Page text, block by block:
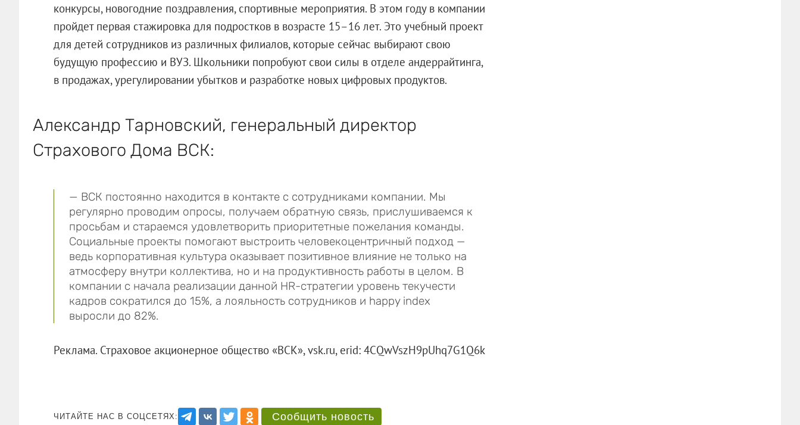
конкурсы, новогодние поздравления, спортивные мероприятия. В этом году в компании
пройдет первая стажировка для подростков в возрасте 15–16 лет. Это учебный проект
для детей сотрудников из различных филиалов, которые сейчас выбирают свою
будущую профессию и ВУЗ. Школьники попробуют свои силы в отделе андеррайтинга,
в продажах, урегулировании убытков и разработке новых цифровых продуктов.
Александр Тарновский, генеральный директор
Страхового Дома ВСК:
— ВСК постоянно находится в контакте с сотрудниками компании. Мы
регулярно проводим опросы, получаем обратную связь, прислушиваемся к
просьбам и стараемся удовлетворить приоритетные пожелания команды.
Социальные проекты помогают выстроить человекоцентричный подход —
ведь корпоративная культура оказывает позитивное влияние не только на
атмосферу внутри коллектива, но и на продуктивность работы в целом. В
компании с начала реализации данной HR-стратегии уровень текучести
кадров сократился до 15%, а лояльность сотрудников и happy index
выросли до 82%.
Реклама. Страховое акционерное общество «ВСК», vsk.ru, erid: 4CQwVszH9pUhq7G1Q6k
ЧИТАЙТЕ НАС В СОЦСЕТЯХ: Сообщить новость